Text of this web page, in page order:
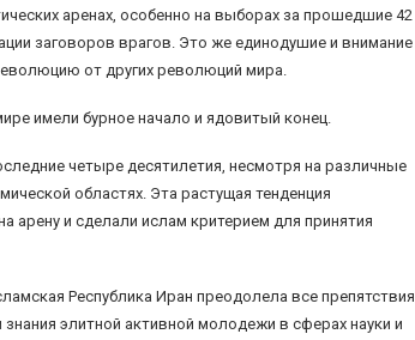
аренах, особенно на выборах за прошедшие 42
заговоров врагов. Это же единодушие и внимание
от других революций мира.
имели бурное начало и ядовитый конец.
четыре десятилетия, несмотря на различные
областях. Эта растущая тенденция
и сделали ислам критерием для принятия
Республика Иран преодолела все препятствия
элитной активной молодежи в сферах науки и